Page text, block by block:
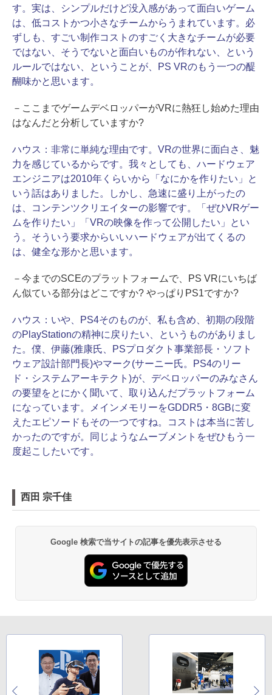
す。実は、シンプルだけど没入感があって面白いゲーム
は、低コストかつ小さなチームからうまれています。必
ずしも、すごい制作コストのすごく大きなチームが必要
ではない、そうでないと面白いものが作れない、という
ルールではない、ということが、PS VRのもう一つの醍
醐味かと思います。
－ここまでゲームデベロッパーがVRに熱狂し始めた理由
はなんだと分析していますか?
ハウス： 非常に単純な理由です。VRの世界に面白さ、魅
力を感じているからです。我々としても、ハードウェア
エンジニアは2010年くらいから「なにかを作りたい」と
いう話はありました。しかし、急速に盛り上がったの
は、コンテンツクリエイターの影響です。「ぜひVRゲー
ムを作りたい」「VRの映像を作って公開したい」とい
う。そういう要求からいいハードウェアが出てくるの
は、健全な形かと思います。
－今までのSCEのプラットフォームで、PS VRにいちば
ん似ている部分はどこですか? やっぱりPS1ですか?
ハウス： いや、PS4そのものが、私も含め、初期の段階
のPlayStationの精神に戻りたい、というものがありまし
た。僕、伊藤(雅康氏、PSプロダクト事業部長・ソフト
ウェア設計部門長)やマーク(サーニー氏。PS4のリー
ド・システムアーキテクト)が、デベロッパーのみなさん
の要望をとにかく聞いて、取り込んだプラットフォーム
になっています。メインメモリーをGDDR5・8GBに変
えたエピソードもその一つですね。コストは本当に苦し
かったのですが。同じようなムーブメントをぜひもう一
度起こしたいです。
西田 宗千佳
Google 検索で当サイトの記事を優先表示させる